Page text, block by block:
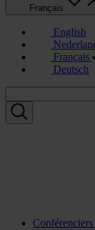
Français
English
Français
Deutsch
Conférenciers